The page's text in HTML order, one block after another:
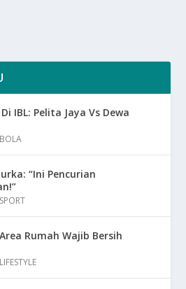
IBL: Pelita Jaya Vs Dewa
BOLA
“Ini Pencurian
SPORT
Rumah Wajib Bersih
LIFESTYLE